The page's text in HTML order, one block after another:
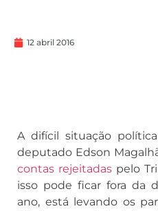
12 abril 2016
A difícil situação
deputado Edson
contas rejeitadas pelo
isso pode ficar fora da
ano, está levando os